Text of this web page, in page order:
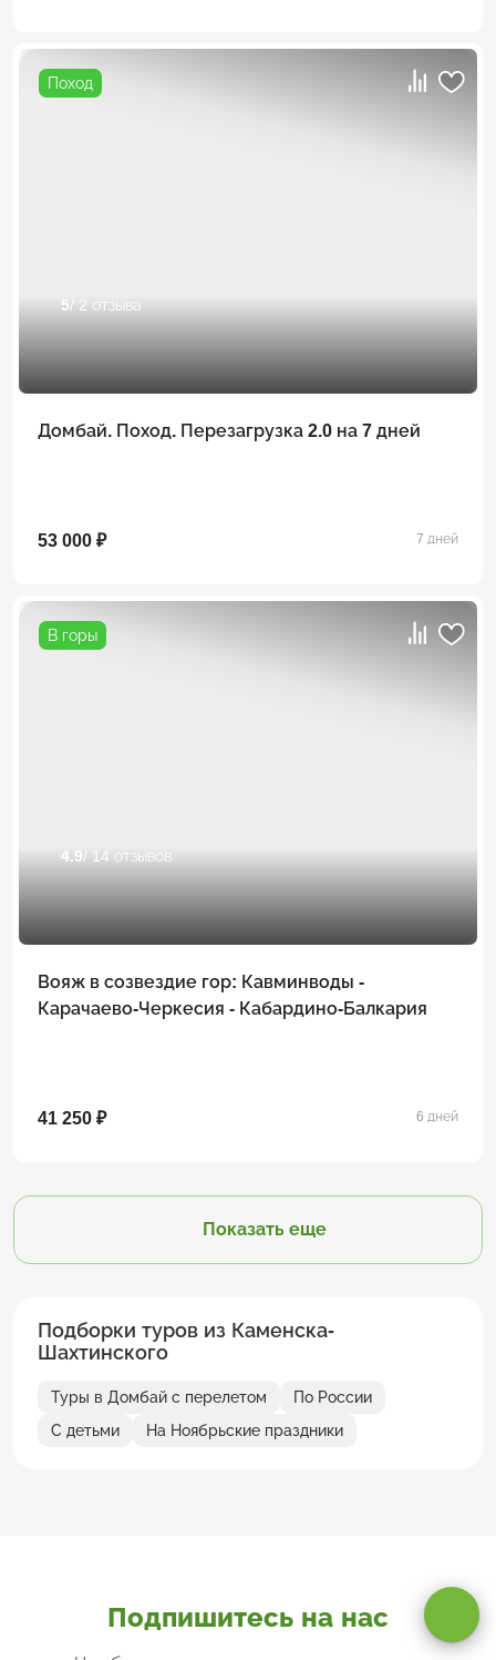
Поход
5/ 2 отзыва
Домбай. Поход. Перезагрузка 2.0 на 7 дней
53 000 ₽ 7 дней
В горы
4.9 / 14 отзывов
Вояж в созвездие гор: Кавминводы -
Карачаево-Черкесия - Кабардино-Балкария
41 250 ₽ 6 дней
Показать еще
Подборки туров из Каменска-
Шахтинского
Туры в Домбай с перелетом
По России
С детьми
На Ноябрьские праздники
Подпишитесь на нас
Принимаю